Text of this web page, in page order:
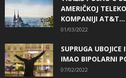
AMERIČKOJ
KOMPANIJI AT&T...
01/03/2022
SUPRUGA UBOJICE
IMAO BIPOLARNI
07/02/2022